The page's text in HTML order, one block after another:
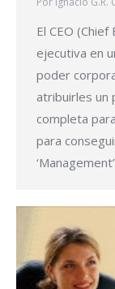
El CEO
ejecutiva en
poder
atribuirles un
completa
para